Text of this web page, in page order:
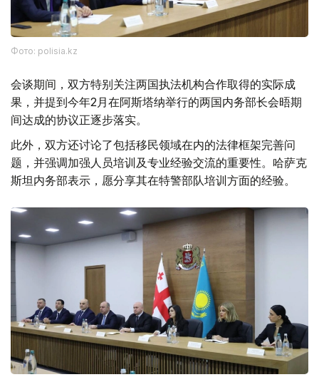
Фото: polisia.kz
会谈期间，双方特别关注两国执法机构合作取得的实际成
果，并提到今年2月在阿斯塔纳举行的两国内务部长会晤期
间达成的协议正逐步落实。
此外，双方还讨论了包括移民领域在内的法律框架完善问
题，并强调加强人员培训及专业经验交流的重要性。哈萨克
斯坦内务部表示，愿分享其在特警部队培训方面的经验。